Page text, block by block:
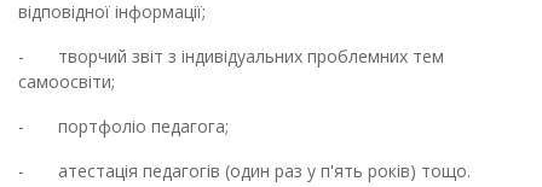
відповідної інформації;
- творчий звіт з індивідуальних проблемних тем
самоосвіти;
- портфоліо педагога;
- атестація педагогів (один раз у п'ять років) тощо.